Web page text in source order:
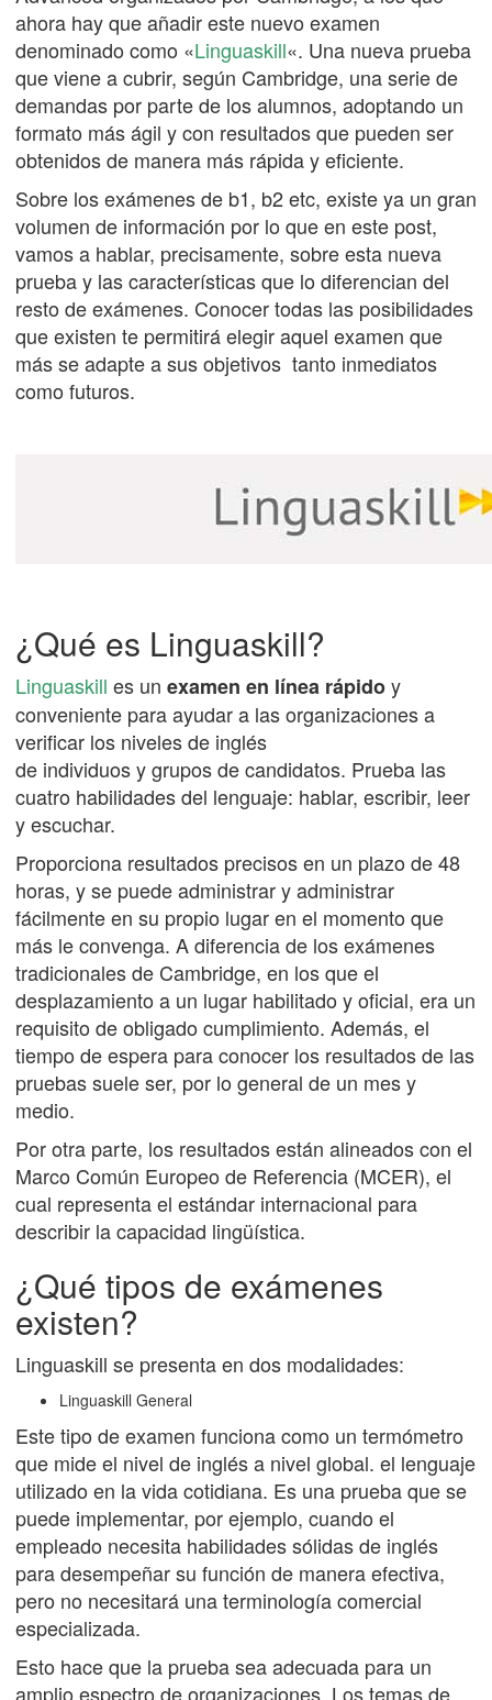
ahora hay que añadir este nuevo examen
denominado como «Linguaskill«. Una nueva prueba
que viene a cubrir, según Cambridge, una serie de
demandas por parte de los alumnos, adoptando un
formato más ágil y con resultados que pueden ser
obtenidos de manera más rápida y eficiente.
Sobre los exámenes de b1, b2 etc, existe ya un gran
volumen de información por lo que en este post,
vamos a hablar, precisamente, sobre esta nueva
prueba y las características que lo diferencian del
resto de exámenes. Conocer todas las posibilidades
que existen te permitirá elegir aquel examen que
más se adapte a sus objetivos tanto inmediatos
como futuros.
¿Qué es Linguaskill?
Linguaskill es un examen en línea rápidoy
conveniente para ayudar a las organizaciones a
verificar los niveles de inglés
de individuos y grupos de candidatos. Prueba las
cuatro habilidades del lenguaje: hablar, escribir, leer
y escuchar.
Proporciona resultados precisos en un plazo de 48
horas, y se puede administrar y administrar
fácilmente en su propio lugar en el momento que
más le convenga. A diferencia de los exámenes
tradicionales de Cambridge, en los que el
desplazamiento a un lugar habilitado y oficial, era un
requisito de obligado cumplimiento. Además, el
tiempo de espera para conocer los resultados de las
pruebas suele ser, por lo general de un mes y
medio.
Por otra parte, los resultados están alineados con el
Marco Común Europeo de Referencia (MCER), el
cual representa el estándar internacional para
describir la capacidad lingüística.
¿Qué tipos de exámenes
existen?
Linguaskill se presenta en dos modalidades:
Linguaskill General
Este tipo de examen funciona como un termómetro
que mide el nivel de inglés a nivel global. el lenguaje
utilizado en la vida cotidiana. Es una prueba que se
puede implementar, por ejemplo, cuando el
empleado necesita habilidades sólidas de inglés
para desempeñar su función de manera efectiva,
pero no necesitará una terminología comercial
especializada.
Esto hace que la prueba sea adecuada para un
amplio espectro de organizaciones. Los temas de